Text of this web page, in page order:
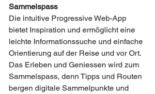
Sammelspass
Die intuitive Progressive Web-App
bietet Inspiration und ermöglicht eine
leichte Informationssuche und einfache
Orientierung auf der Reise und vor Ort.
Das Erleben und Geniessen wird zum
Sammelspass, denn Tipps und Routen
bergen digitale Sammelpunkte und